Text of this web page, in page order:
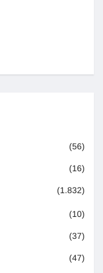
(56)
(16)
(1.832)
(10)
(37)
(47)